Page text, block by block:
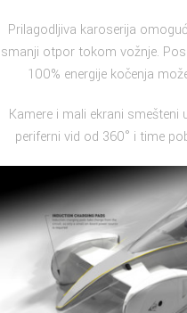
Prilagodljiva karoserija
smanji otpor tokom vožnje.
100% energije kočenja
Kamere i mali ekrani
periferni vid od 360° i time